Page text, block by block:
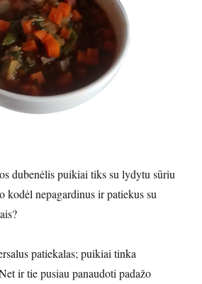
dubenėlis puikiai tiks su lydytu sūriu
kodėl nepagardinus ir patiekus su
patiekalas; puikiai tinka
ir tie pusiau panaudoti padažo